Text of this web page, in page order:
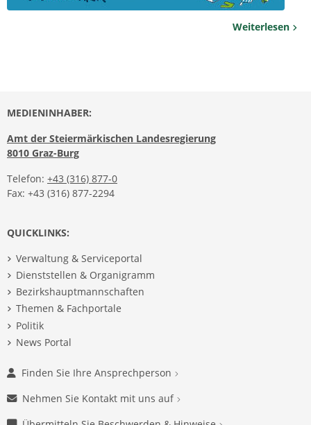
Weiterlesen
MEDIENINHABER:
Amt der Steiermärkischen Landesregierung
8010 Graz-Burg
Telefon: +43 (316) 877-0
Fax: +43 (316) 877-2294
QUICKLINKS:
Verwaltung & Serviceportal
Dienststellen & Organigramm
Bezirkshauptmannschaften
Themen & Fachportale
Politik
News Portal
Finden Sie Ihre Ansprechperson
Nehmen Sie Kontakt mit uns auf